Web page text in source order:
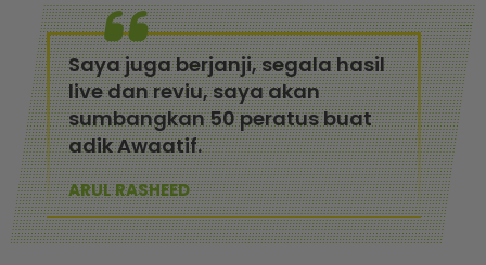
Saya juga berjanji, segala hasil
live dan reviu, saya akan
sumbangkan 50 peratus buat
adik Awaatif.
ARUL RASHEED